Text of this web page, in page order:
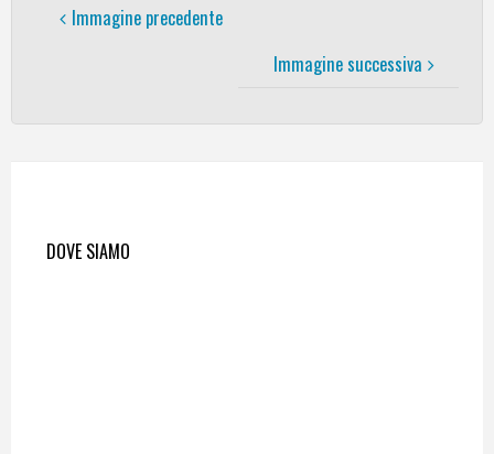
Immagine precedente
Immagine successiva
DOVE SIAMO